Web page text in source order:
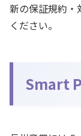
新の保証規約・
ください。
Smart